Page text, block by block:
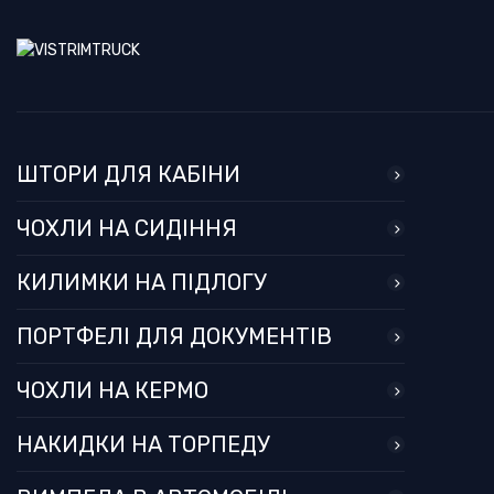
ШТОРИ ДЛЯ КАБІНИ
ЧОХЛИ НА СИДІННЯ
КИЛИМКИ НА ПІДЛОГУ
ПОРТФЕЛІ ДЛЯ ДОКУМЕНТІВ
ЧОХЛИ НА КЕРМО
НАКИДКИ НА ТОРПЕДУ